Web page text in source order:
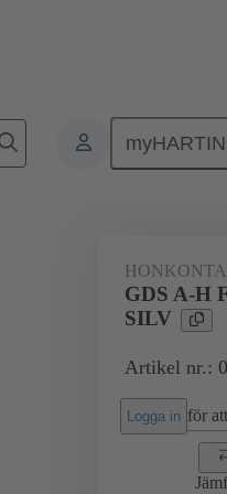
GDS A-H
SILV
Artikel nr.:
Logga in för